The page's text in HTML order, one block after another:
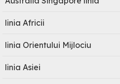
linia Africii
linia Orientului Mijlociu
linia Asiei